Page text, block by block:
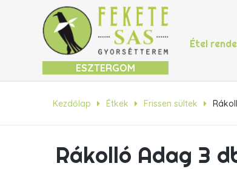
ESZTERGOM
Étel
Kezdőlap Étkek Frissen sültek
Rákolló Adag 3